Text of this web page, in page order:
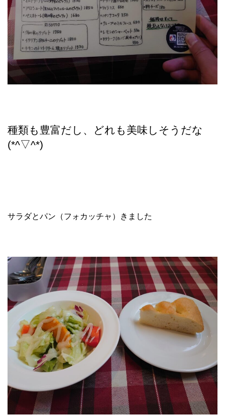
種類も豊富だし、どれも美味しそうだな
(*^▽^*)
サラダとパン（フォカッチャ）きました